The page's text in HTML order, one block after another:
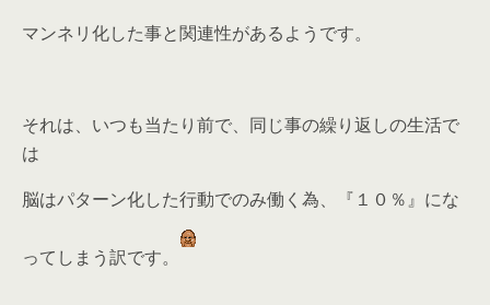
マンネリ化した事と関連性があるようです。
それは、いつも当たり前で、同じ事の繰り返しの生活で
は
脳はパターン化した行動でのみ働く為、『１０％』にな
ってしまう訳です。